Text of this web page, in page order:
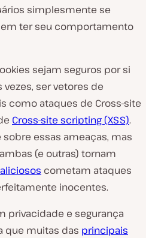
simplesmente se
ter seu comportamento
sejam seguros por si
ser vetores de
como ataques de Cross-site
Cross-site scripting (XSS).
essas ameaças, mas
(e outras) tornam
cometam ataques
inocentes.
privacidade e segurança
que muitas das principais